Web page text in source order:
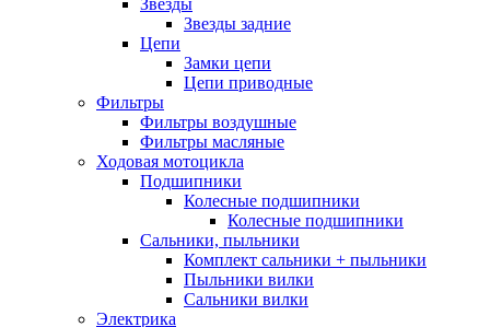
Звезды
Звезды задние
Цепи
Замки цепи
Цепи приводные
Фильтры
Фильтры воздушные
Фильтры масляные
Ходовая мотоцикла
Подшипники
Колесные подшипники
Колесные подшипники
Сальники, пыльники
Комплект сальники + пыльники
Пыльники вилки
Сальники вилки
Электрика